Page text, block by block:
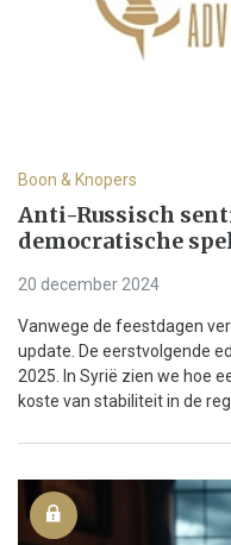
Boon & Knopers
Anti-Russisch
democratische
20 december 2024
Vanwege de feestdagen
update. De eerstvolgende
2025. In Syrië zien we hoe
koste van stabiliteit in de